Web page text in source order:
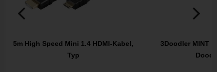
5m High Speed Mini 1.4 HDMI-Kabel,
Typ
3Doodler MINT